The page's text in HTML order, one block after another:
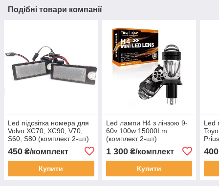
Подібні товари компанії
Led підсвітка номера для
Volvo XC70, XC90, V70,
S60, S80 (комплект 2-шт)
450 ₴/комплект
Купити
Led лампи H4 з лінзою 9-
60v 100w 15000Lm
(комплект 2-шт)
1 300₴/комплект
Купити
Led
400